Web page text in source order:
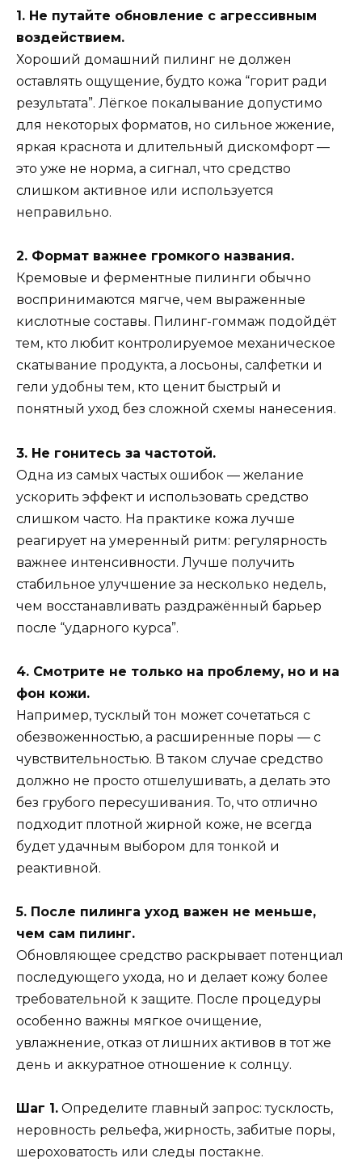
1. Не путайте обновление с агрессивным
воздействием.
Хороший домашний пилинг не должен
оставлять ощущение, будто кожа “горит ради
результата”. Лёгкое покалывание допустимо
для некоторых форматов, но сильное жжение,
яркая краснота и длительный дискомфорт —
это уже не норма, а сигнал, что средство
слишком активное или используется
неправильно.
2. Формат важнее громкого названия.
Кремовые и ферментные пилинги обычно
воспринимаются мягче, чем выраженные
кислотные составы. Пилинг-гоммаж подойдёт
тем, кто любит контролируемое механическое
скатывание продукта, а лосьоны, салфетки и
гели удобны тем, кто ценит быстрый и
понятный уход без сложной схемы нанесения.
3. Не гонитесь за частотой.
Одна из самых частых ошибок — желание
ускорить эффект и использовать средство
слишком часто. На практике кожа лучше
реагирует на умеренный ритм: регулярность
важнее интенсивности. Лучше получить
стабильное улучшение за несколько недель,
чем восстанавливать раздражённый барьер
после “ударного курса”.
4. Смотрите не только на проблему, но и на
фон кожи.
Например, тусклый тон может сочетаться с
обезвоженностью, а расширенные поры — с
чувствительностью. В таком случае средство
должно не просто отшелушивать, а делать это
без грубого пересушивания. То, что отлично
подходит плотной жирной коже, не всегда
будет удачным выбором для тонкой и
реактивной.
5. После пилинга уход важен не меньше,
чем сам пилинг.
Обновляющее средство раскрывает потенциал
последующего ухода, но и делает кожу более
требовательной к защите. После процедуры
особенно важны мягкое очищение,
увлажнение, отказ от лишних активов в тот же
день и аккуратное отношение к солнцу.
Шаг 1. Определите главный запрос: тусклость,
неровность рельефа, жирность, забитые поры,
шероховатость или следы постакне.